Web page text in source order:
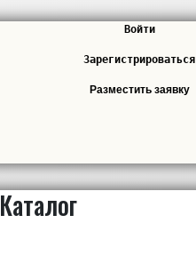
Войти
Зарегистрироваться
Разместить заявку
Каталог